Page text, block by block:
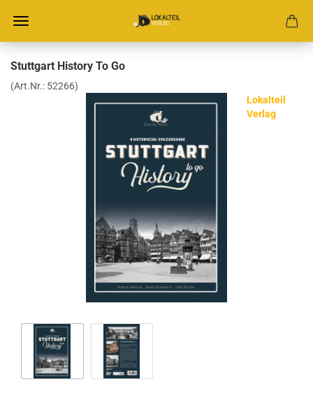
Stuttgart History To Go
(Art.Nr.: 52266)
Lokalteil
Verlag